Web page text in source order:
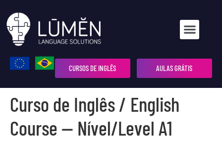
CURSOS DE INGLÊS AULAS GRÁTIS
Curso de Inglês / English
Course — Nível/Level A1